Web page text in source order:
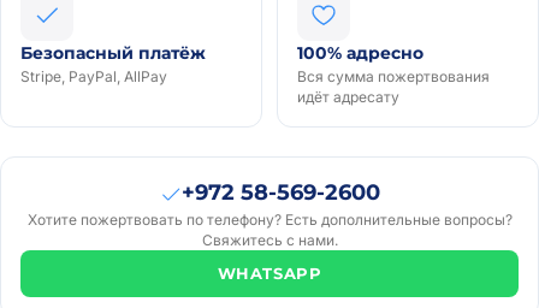
Безопасный платёж
Stripe, PayPal, AllPay
100% адресно
Вся сумма пожертвования
идёт адресату
ART
назад
יד
₪41· 2
+972 58-569-2600
Хотите пожертвовать по телефону? Есть дополнительные вопросы?
Свяжитесь с нами.
WHATSAPP